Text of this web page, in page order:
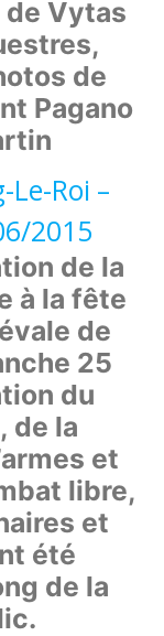
Vytas
de
Pagano
Le-Roi –
2015
de la
à la fête
de
25
du
de la
et
libre,
et
été
de la